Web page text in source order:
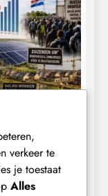
verkeer te
je toestaat
Alles